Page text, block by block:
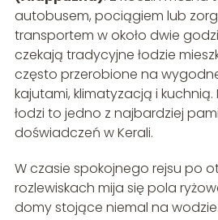
autobusem, pociągiem lub
transportem w około dwie
czekają tradycyjne łodzie
często przerobione na
kajutami, klimatyzacją i
łodzi to jedno z najbardziej
doświadczeń w Kerali.
W czasie spokojnego rejsu po
rozlewiskach mija się pola
domy stojące niemal na